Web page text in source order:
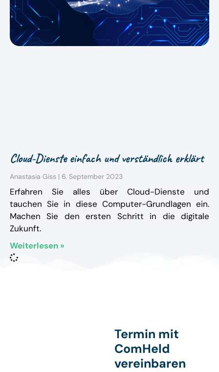
Cloud-Dienste einfach und verständlich erklärt
Anastasia Giss 6. September 2023
Erfahren Sie alles über Cloud-Dienste und
tauchen Sie in diese Computer-Grundlagen ein.
Machen Sie den ersten Schritt in die digitale
Zukunft.
Weiterlesen »
Termin mit
ComHeld
vereinbaren